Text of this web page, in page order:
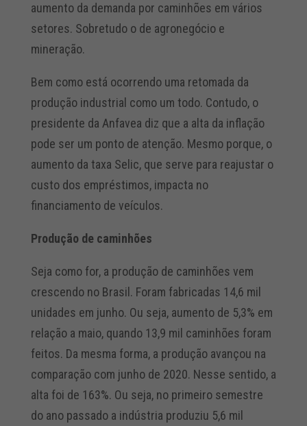
aumento da demanda por caminhões em vários
setores. Sobretudo o de agronegócio e
mineração.
Bem como está ocorrendo uma retomada da
produção industrial como um todo. Contudo, o
presidente da Anfavea diz que a alta da inflação
pode ser um ponto de atenção. Mesmo porque, o
aumento da taxa Selic, que serve para reajustar o
custo dos empréstimos, impacta no
financiamento de veículos.
Produção de caminhões
Seja como for, a produção de caminhões vem
crescendo no Brasil. Foram fabricadas 14,6 mil
unidades em junho. Ou seja, aumento de 5,3% em
relação a maio, quando 13,9 mil caminhões foram
feitos. Da mesma forma, a produção avançou na
comparação com junho de 2020. Nesse sentido, a
alta foi de 163%. Ou seja, no primeiro semestre
do ano passado a indústria produziu 5,6 mil